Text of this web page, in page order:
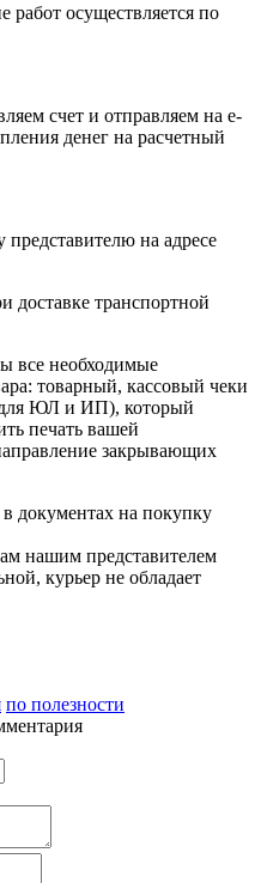
работ осуществляется по
счет и отправляем на e-
денег на расчетный
на адресе
доставке транспортной
все необходимые
товарный, кассовый чеки
ЮЛ и ИП), который
печать вашей
закрывающих
документах на покупку
нашим представителем
курьер не обладает
по полезности